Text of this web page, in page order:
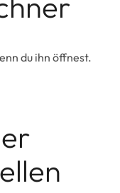
du ihn öffnest.